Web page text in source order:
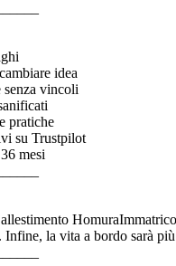
idea
vincoli
pratiche
su Trustpilot
mesi
la vita a bordo sarà